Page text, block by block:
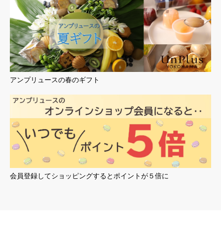
アンプリュースの春のギフト
会員登録してショッピングするとポイントが５倍に